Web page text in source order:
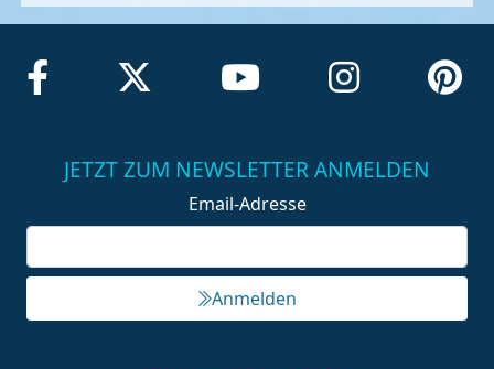
JETZT ZUM NEWSLETTER ANMELDEN
Email-Adresse
Anmelden